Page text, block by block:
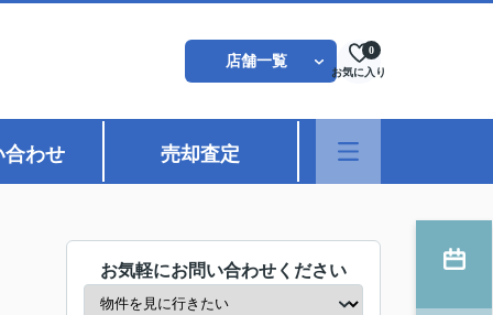
店舗一覧
お気に入り
0
合わせ 売却査定
お気軽にお問い合わせください